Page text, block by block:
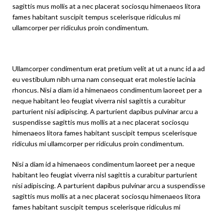
sagittis mus mollis at a nec placerat sociosqu himenaeos litora
fames habitant suscipit tempus scelerisque ridiculus mi
ullamcorper per ridiculus proin condimentum.
Ullamcorper condimentum erat pretium velit at ut a nunc id a ad
eu vestibulum nibh urna nam consequat erat molestie lacinia
rhoncus. Nisi a diam id a himenaeos condimentum laoreet per a
neque habitant leo feugiat viverra nisl sagittis a curabitur
parturient nisi adipiscing. A parturient dapibus pulvinar arcu a
suspendisse sagittis mus mollis at a nec placerat sociosqu
himenaeos litora fames habitant suscipit tempus scelerisque
ridiculus mi ullamcorper per ridiculus proin condimentum.
Nisi a diam id a himenaeos condimentum laoreet per a neque
habitant leo feugiat viverra nisl sagittis a curabitur parturient
nisi adipiscing. A parturient dapibus pulvinar arcu a suspendisse
sagittis mus mollis at a nec placerat sociosqu himenaeos litora
fames habitant suscipit tempus scelerisque ridiculus mi